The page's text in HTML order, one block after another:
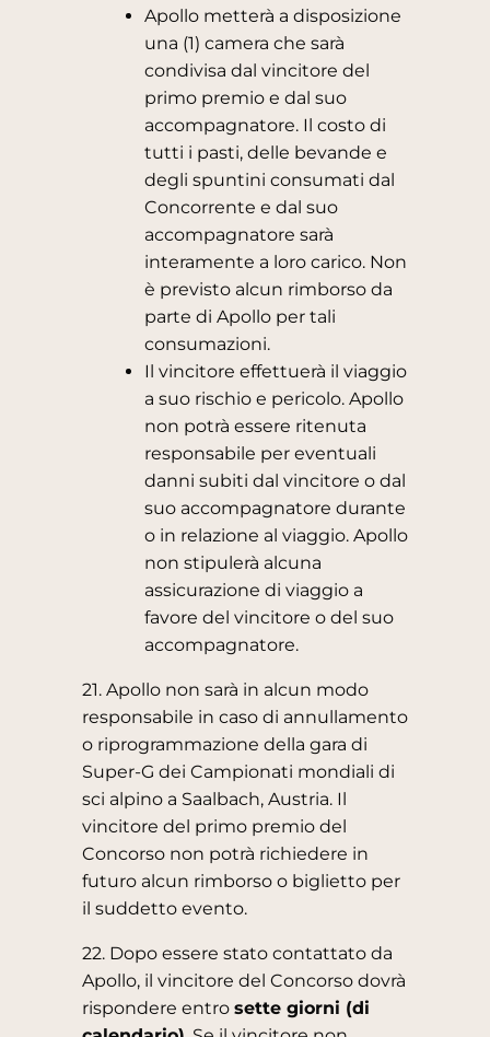
Apollo metterà a disposizione
una (1) camera che sarà
condivisa dal vincitore del
primo premio e dal suo
accompagnatore. Il costo di
tutti i pasti, delle bevande e
degli spuntini consumati dal
Concorrente e dal suo
accompagnatore sarà
interamente a loro carico. Non
è previsto alcun rimborso da
parte di Apollo per tali
consumazioni.
Il vincitore effettuerà il viaggio
a suo rischio e pericolo. Apollo
non potrà essere ritenuta
responsabile per eventuali
danni subiti dal vincitore o dal
suo accompagnatore durante
o in relazione al viaggio. Apollo
non stipulerà alcuna
assicurazione di viaggio a
favore del vincitore o del suo
accompagnatore.
21. Apollo non sarà in alcun modo
responsabile in caso di annullamento
o riprogrammazione della gara di
Super-G dei Campionati mondiali di
sci alpino a Saalbach, Austria. Il
vincitore del primo premio del
Concorso non potrà richiedere in
futuro alcun rimborso o biglietto per
il suddetto evento.
22. Dopo essere stato contattato da
Apollo, il vincitore del Concorso dovrà
rispondere entro sette giorni (di